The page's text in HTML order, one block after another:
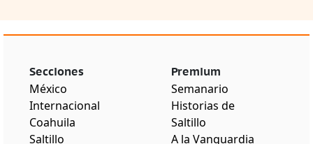
Secciones
México
Internacional
Coahuila
Saltillo
Premium
Semanario
Historias de
Saltillo
A la Vanguardia